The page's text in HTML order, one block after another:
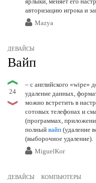
авторизацию игрока и
Mazya
ДЕВАЙСЫ
Вайп
24
– с английского «wipe»
удаление данных,
можно встретить в
сотовых телефонах и
(программах,
полный вайп (удаление
(выборочное удаление).
MiguelKor
ДЕВАЙСЫ КОМПЬЮТЕРЫ